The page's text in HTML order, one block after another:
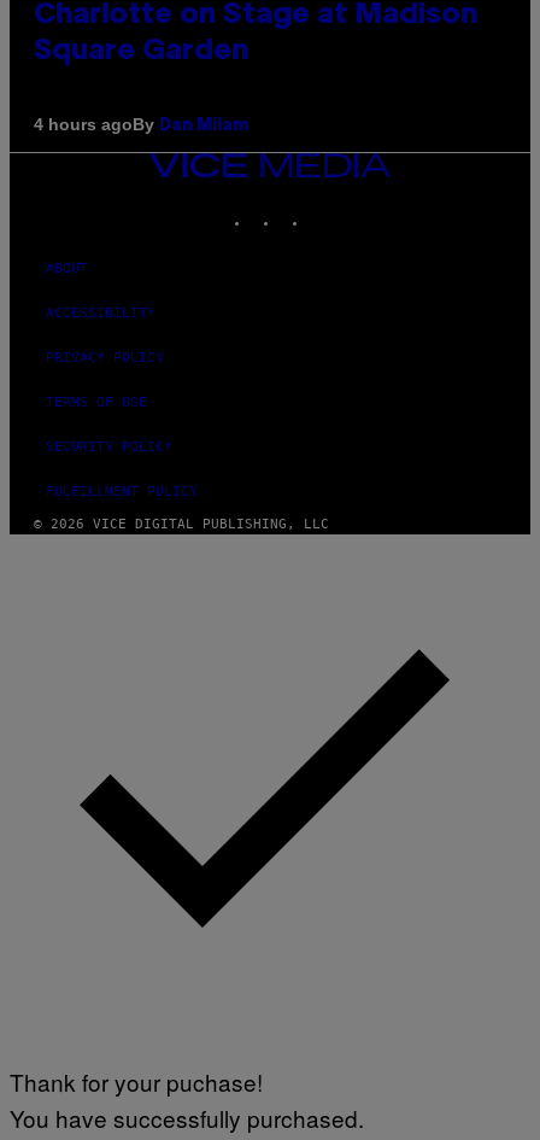
Charlotte on Stage at Madison
Square Garden
4 hours agoBy Dan Milam
VICE
MEDIA
ABOUT
ACCESSIBILITY
PRIVACY POLICY
TERMS OF USE
SECURITY POLICY
FULFILLMENT POLICY
© 2026 VICE DIGITAL PUBLISHING, LLC
Thank for your puchase!
You have successfully purchased.